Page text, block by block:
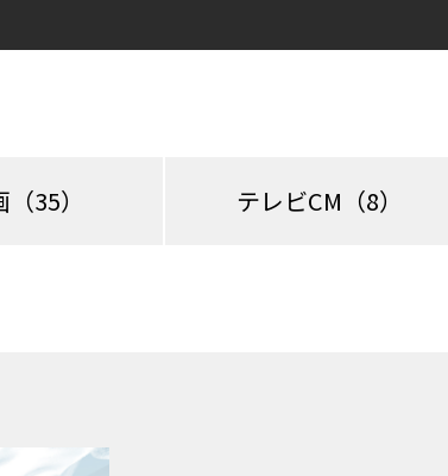
（35） テレビCM （8）